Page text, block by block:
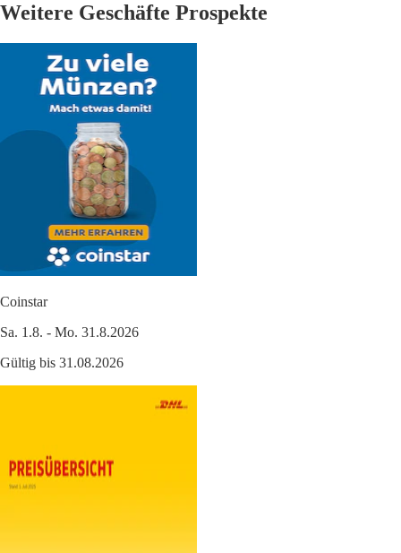
Weitere Geschäfte Prospekte
Coinstar
Sa. 1.8. - Mo. 31.8.2026
Gültig bis 31.08.2026